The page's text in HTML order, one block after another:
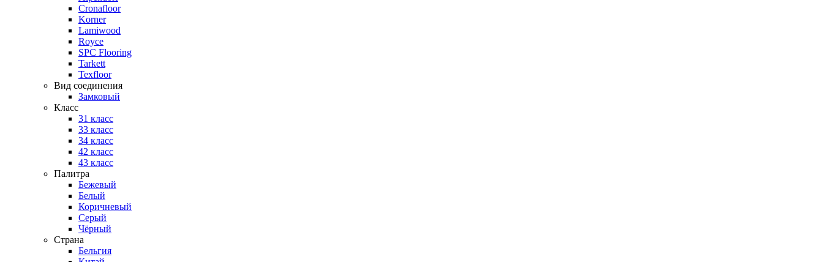
Cronafloor
Korner
Lamiwood
Royce
SPC Flooring
Tarkett
Texfloor
Вид соединения
Замковый
Класс
31 класс
33 класс
34 класс
42 класс
43 класс
Палитра
Бежевый
Белый
Коричневый
Серый
Чёрный
Страна
Бельгия